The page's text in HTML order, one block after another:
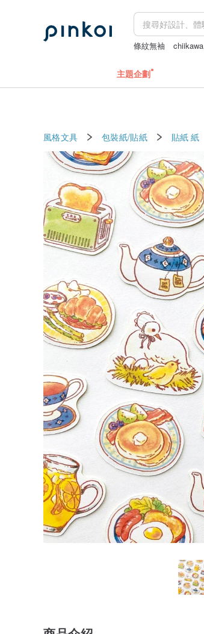
條紋無袖 chiikawa
主題企劃
風格文具 包裝紙/貼紙 貼紙 紙